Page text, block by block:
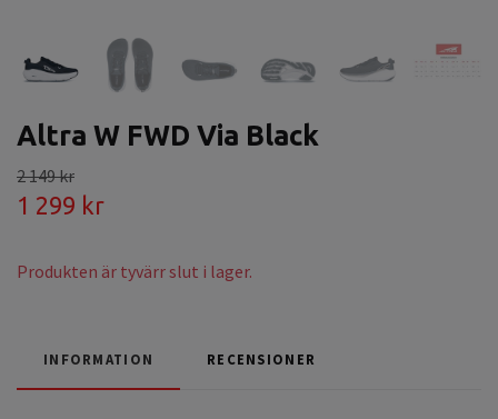
Altra W FWD Via Black
2 149 kr
1 299 kr
Produkten är tyvärr slut i lager.
INFORMATION RECENSIONER